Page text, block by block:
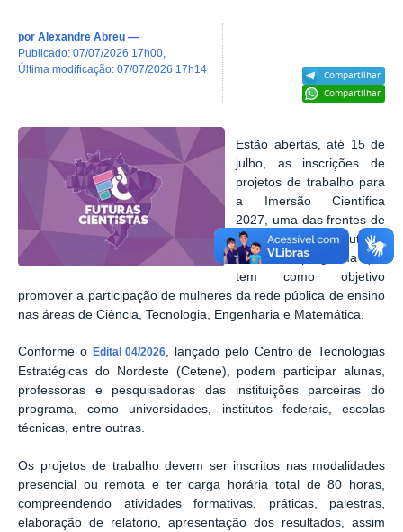
Compartilhar
Compartilhar
por Alexandre Abreu —
publicado: 07/07/2026 17h00
última modificação: 07/07/2026 17h14
Estão abertas, até 15 de
julho, as inscrições de
projetos de trabalho para
a Imersão Científica
2027, uma das frentes de
ação do Futuras
Cientistas, programa que
tem como objetivo
promover a participação de mulheres da rede pública de ensino
nas áreas de Ciência, Tecnologia, Engenharia e Matemática.
Conforme o Edital 04/2026, lançado pelo Centro de Tecnologias
Estratégicas do Nordeste (Cetene), podem participar alunas,
professoras e pesquisadoras das instituições parceiras do
programa, como universidades, institutos federais, escolas
técnicas, entre outras.
Os projetos de trabalho devem ser inscritos nas modalidades
presencial ou remota e ter carga horária total de 80 horas,
compreendendo atividades formativas, práticas, palestras,
elaboração de relatório, apresentação dos resultados, assim